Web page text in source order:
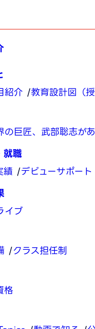
紹介 教育設計図（授
の巨匠、武部聡志が
就職
績 デビューサポート
イブ
クラス担任制
格